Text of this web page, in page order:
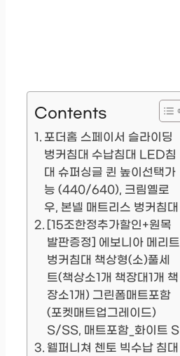
Contents
포더홈 스페이서 슬라이딩
벙커침대 수납침대 LED침
대 슈퍼싱글 퀸 높이선택가
능 (440/640), 크림옐로
우, 본넬 매트리스 벙커침대
[15조한정추가할인+원목
발판증정] 에보니아 메리트
벙커침대 책상형(소)풀세
트(책상소1개 책장대1개 책
장소1개) 그린폼매트포함
(포켓매트업그레이드)
S/SS, 매트포함_화이트 S
웰퍼니쳐 첸토 빅수납 침대